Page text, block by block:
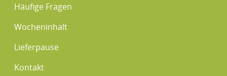
Häufige Fragen
Wocheninhalt
Lieferpause
Kontakt